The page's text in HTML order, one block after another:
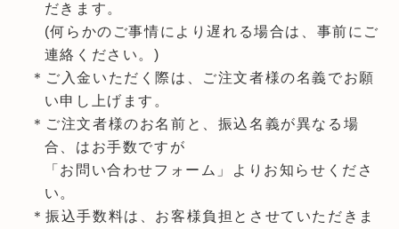
だきます。
(何らかのご事情により遅れる場合は、事前にご
連絡ください。)
＊ご入金いただく際は、ご注文者様の名義でお願
い申し上げます。
＊ご注文者様のお名前と、振込名義が異なる場
合、はお手数ですが
「お問い合わせフォーム」よりお知らせくださ
い。
＊振込手数料は、お客様負担とさせていただきま